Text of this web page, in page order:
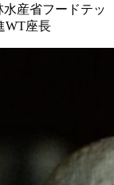
水産省フードテッ
WT座長